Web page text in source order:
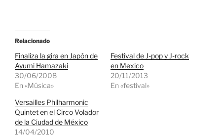
Relacionado
Finaliza la gira en Japón de
Ayumi Hamazaki
30/06/2008
En «Música»
Festival de J-pop y J-rock
en Mexico
20/11/2013
En «festival»
Versailles Philharmonic
Quintet en el Circo Volador
de la Ciudad de México
14/04/2010